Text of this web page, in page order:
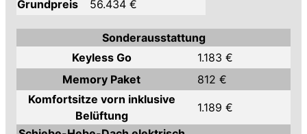
Grundpreis 56.434 €
Sonderausstattung
Keyless Go
1.183 €
Memory Paket
812 €
Komfortsitze vorn inklusive
Belüftung
1.189 €